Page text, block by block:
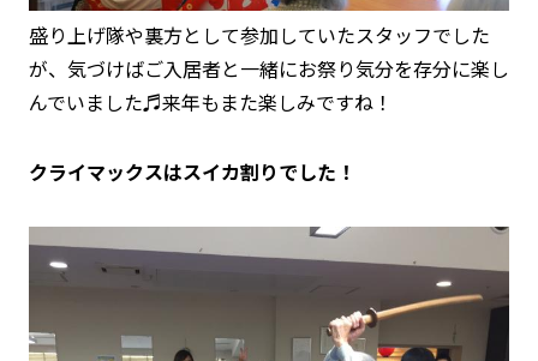
盛り上げ隊や裏方として参加していたスタッフでした
が、気づけばご入居者と一緒にお祭り気分を存分に楽し
んでいました♬来年もまた楽しみですね！
クライマックスはスイカ割りでした！